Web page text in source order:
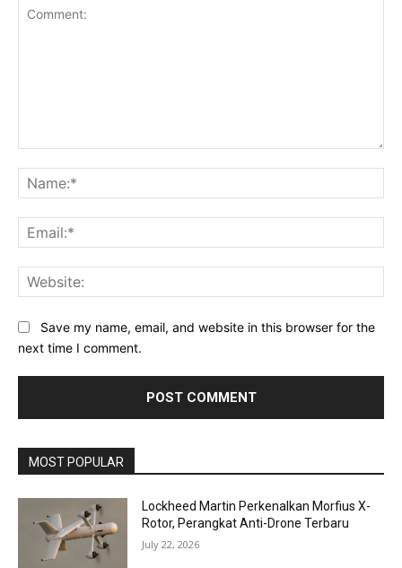
Save my name, email, and website in this browser for the
next time I comment.
MOST POPULAR
Lockheed Martin Perkenalkan Morfius X-
Rotor, Perangkat Anti-Drone Terbaru
July 22, 2026